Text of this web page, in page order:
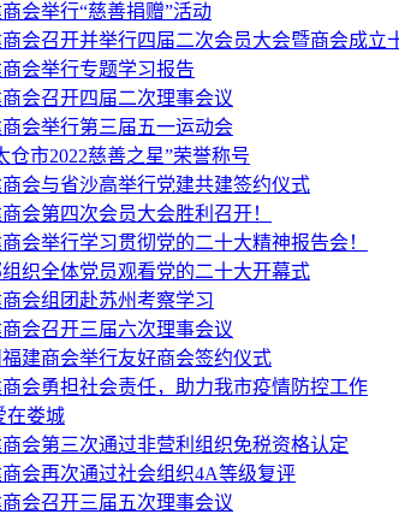
会举行“慈善捐赠”活动
会召开并举行四届二次会员大会暨商会成立
会举行专题学习报告
会召开四届二次理事会议
会举行第三届五一运动会
仓市2022慈善之星”荣誉称号
会与省沙高举行党建共建签约仪式
会第四次会员大会胜利召开！
会举行学习贯彻党的二十大精神报告会！
织全体党员观看党的二十大开幕式
会组团赴苏州考察学习
会召开三届六次理事会议
建商会举行友好商会签约仪式
会勇担社会责任，助力我市疫情防控工作
在娄城
会第三次通过非营利组织免税资格认定
会再次通过社会组织4A等级复评
会召开三届五次理事会议